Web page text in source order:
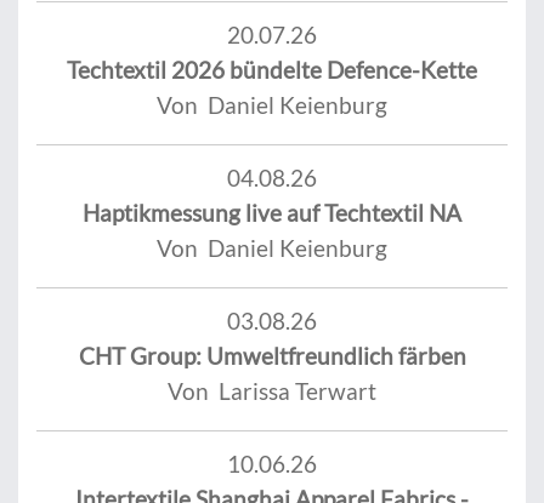
20.07.26
Techtextil 2026 bündelte Defence-Kette
Von Daniel Keienburg
04.08.26
Haptikmessung live auf Techtextil NA
Von Daniel Keienburg
03.08.26
CHT Group: Umweltfreundlich färben
Von Larissa Terwart
10.06.26